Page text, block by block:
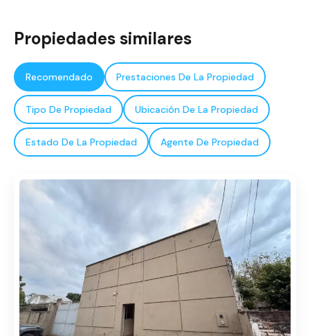
Propiedades similares
Recomendado Prestaciones De La Propiedad
Tipo De Propiedad Ubicación De La Propiedad
Estado De La Propiedad Agente De Propiedad